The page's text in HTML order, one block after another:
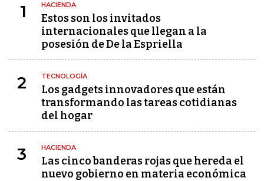
1 HACIENDA
Estos son los invitados
internacionales que llegan a la
posesión de De la Espriella
2 TECNOLOGÍA
Los gadgets innovadores que están
transformando las tareas cotidianas
del hogar
3 HACIENDA
Las cinco banderas rojas que hereda el
nuevo gobierno en materia económica